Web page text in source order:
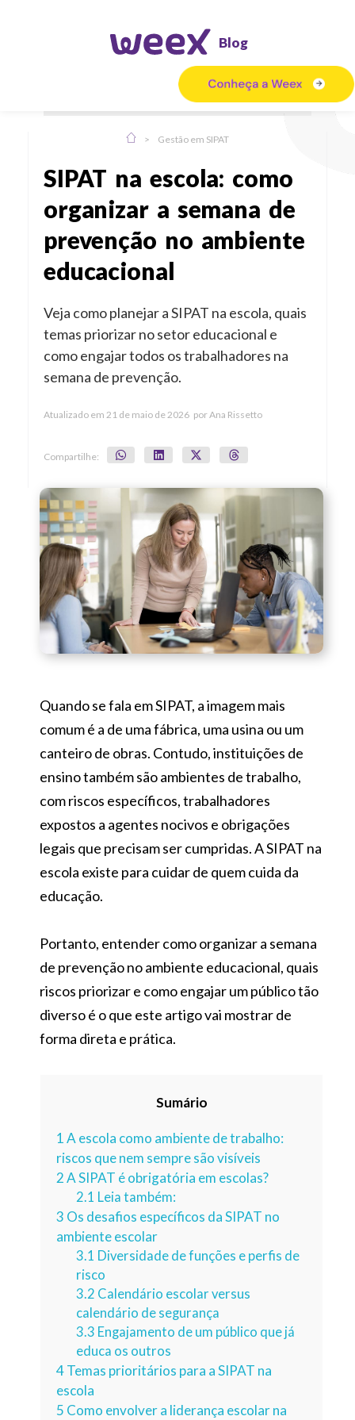
Blog
> Gestão em SIPAT
SIPAT na escola: como
organizar a semana de
prevenção no ambiente
educacional
Veja como planejar a SIPAT na escola, quais
temas priorizar no setor educacional e
como engajar todos os trabalhadores na
semana de prevenção.
Atualizado em 21 de maio de 2026 porAna Rissetto
Compartilhe:
Quando se fala em SIPAT, a imagem mais
comum é a de uma fábrica, uma usina ou um
canteiro de obras. Contudo, instituições de
ensino também são ambientes de trabalho,
com riscos específicos, trabalhadores
expostos a agentes nocivos e obrigações
legais que precisam ser cumpridas. A SIPAT na
escola existe para cuidar de quem cuida da
educação.
Portanto, entender como organizar a semana
de prevenção no ambiente educacional, quais
riscos priorizar e como engajar um público tão
diverso é o que este artigo vai mostrar de
forma direta e prática.
Sumário
1A escola como ambiente de trabalho:
riscos que nem sempre são visíveis
2A SIPAT é obrigatória em escolas?
2.1 Leia também:
3 Os desafios específicos da SIPAT no
ambiente escolar
3.1 Diversidade de funções e perfis de
risco
3.2 Calendário escolar versus
calendário de segurança
3.3 Engajamento de um público que já
educa os outros
4Temas prioritários para a SIPAT na
escola
5 Como envolver a liderança escolar na